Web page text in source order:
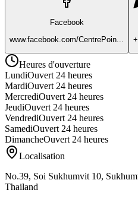
Facebook
www.facebook.com/CentrePoin...
Heures d'ouverture
LundiOuvert 24 heures
MardiOuvert 24 heures
MercrediOuvert 24 heures
JeudiOuvert 24 heures
VendrediOuvert 24 heures
SamediOuvert 24 heures
DimancheOuvert 24 heures
Localisation
No.39, Soi Sukhumvit 10,
Thailand